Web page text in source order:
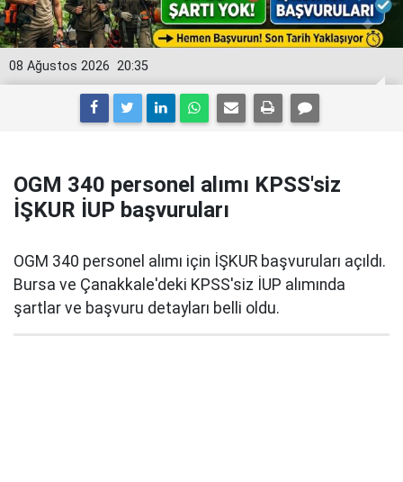
20:35
08 Ağustos 2026
OGM 340 personel alımı KPSS'siz
İŞKUR İUP başvuruları
OGM 340 personel alımı için İŞKUR başvuruları açıldı.
Bursa ve Çanakkale'deki KPSS'siz İUP alımında
şartlar ve başvuru detayları belli oldu.